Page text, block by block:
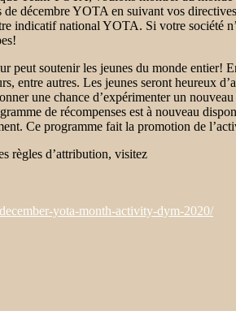
décembre YOTA en suivant vos
indicatif national YOTA. Si votre société
peut soutenir les jeunes du monde entier!
entre autres. Les jeunes seront heureux
une chance d’expérimenter un nouveau
de récompenses est à nouveau
Ce programme fait la promotion de
règles d’attribution, visitez
yota-month-activity-dym-2020/